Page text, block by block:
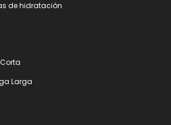
de hidratación
Larga